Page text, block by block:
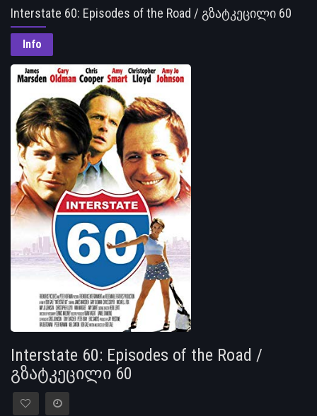
Interstate 60: Episodes of the Road / გზატკეცილი 60
Info
Interstate 60: Episodes of the Road /
გზატკეცილი 60